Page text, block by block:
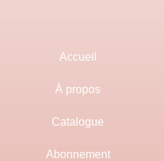
Accueil
À propos
Catalogue
Abonnement